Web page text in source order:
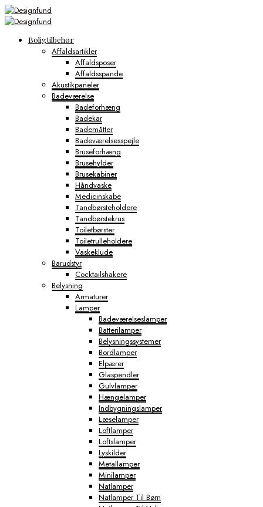
Boligtilbehør
Affaldsartikler
Affaldsposer
Affaldsspande
Akustikpaneler
Badeværelse
Badeforhæng
Badekar
Bademåtter
Badeværelsesspejle
Bruseforhæng
Brusehylder
Brusekabiner
Håndvaske
Medicinskabe
Tandbørsteholdere
Tandbørstekrus
Toiletbørster
Toiletrulleholdere
Vaskeklude
Barudstyr
Cocktailshakere
Belysning
Armaturer
Lamper
Badeværelseslamper
Batterilamper
Belysningssystemer
Bordlamper
Elpærer
Glaspendler
Gulvlamper
Hængelamper
Indbygningslamper
Læselamper
Loftlamper
Loftslamper
Lyskilder
Metallamper
Minilamper
Natlamper
Natlamper Til Børn